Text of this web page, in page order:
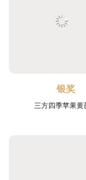
银奖
三方四季苹果黄